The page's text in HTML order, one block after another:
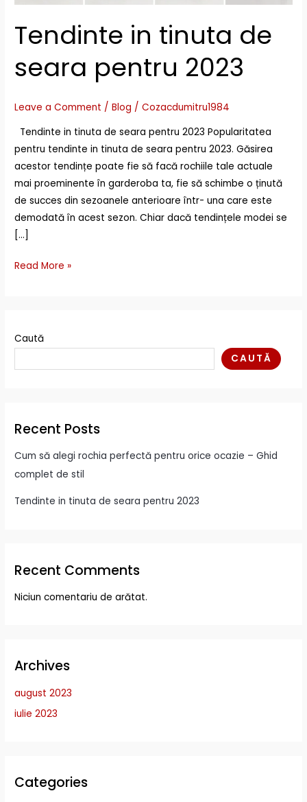
Caută
CAUTĂ
Recent Posts
Cum să alegi rochia perfectă pentru orice ocazie – Ghid
complet de stil
Tendinte in tinuta de seara pentru 2023
Recent Comments
Niciun comentariu de arătat.
Archives
august 2023
iulie 2023
Categories
Tendinte in tinuta de
seara pentru 2023
Leave a Comment /Blog /Cozacdumitru1984
Tendinte in tinuta de seara pentru 2023 Popularitatea
pentru tendinte in tinuta de seara pentru 2023. Găsirea
acestor tendințe poate fie să facă rochiile tale actuale
mai proeminente în garderoba ta, fie să schimbe o ținută
de succes din sezoanele anterioare într- una care este
demodată în acest sezon. Chiar dacă tendințele modei se
[…]
Read More »